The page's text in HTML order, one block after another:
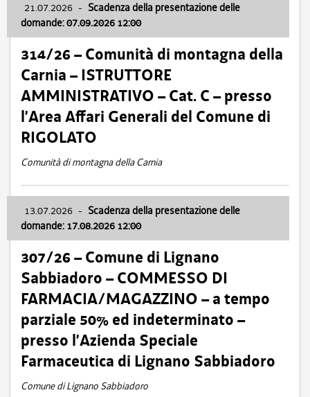
21.07.2026 - Scadenza della presentazione delle
domande: 07.09.2026 12:00
314/26 – Comunità di montagna della
Carnia – ISTRUTTORE
AMMINISTRATIVO – Cat. C – presso
l’Area Affari Generali del Comune di
RIGOLATO
Comunità di montagna della Carnia
13.07.2026 - Scadenza della presentazione delle
domande: 17.08.2026 12:00
307/26 – Comune di Lignano
Sabbiadoro – COMMESSO DI
FARMACIA/MAGAZZINO – a tempo
parziale 50% ed indeterminato –
presso l’Azienda Speciale
Farmaceutica di Lignano Sabbiadoro
Comune di Lignano Sabbiadoro